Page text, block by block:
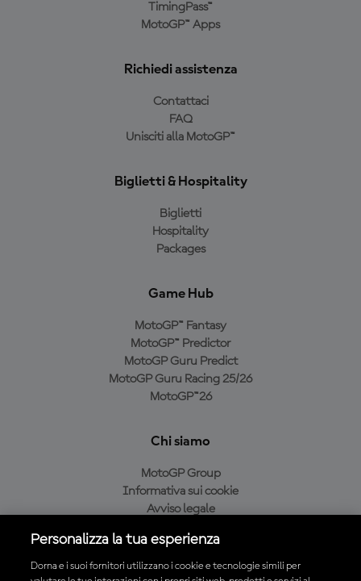
TimingPass™
MotoGP™ Apps
Richiedi assistenza
Contattaci
FAQ
Unisciti alla MotoGP™
Biglietti & Hospitality
Biglietti
Hospitality
Packages
Game Hub
MotoGP™ Fantasy
MotoGP™ Predictor
MotoGP Guru Predict
MotoGP Guru Racing 25/26
MotoGP™26
Chi siamo
MotoGP Group
Informativa sui cookie
Avviso legale
Condizioni di acquisto
Personalizza la tua esperienza
Dorna e i suoi fornitori utilizzano i cookie e tecnologie simili per